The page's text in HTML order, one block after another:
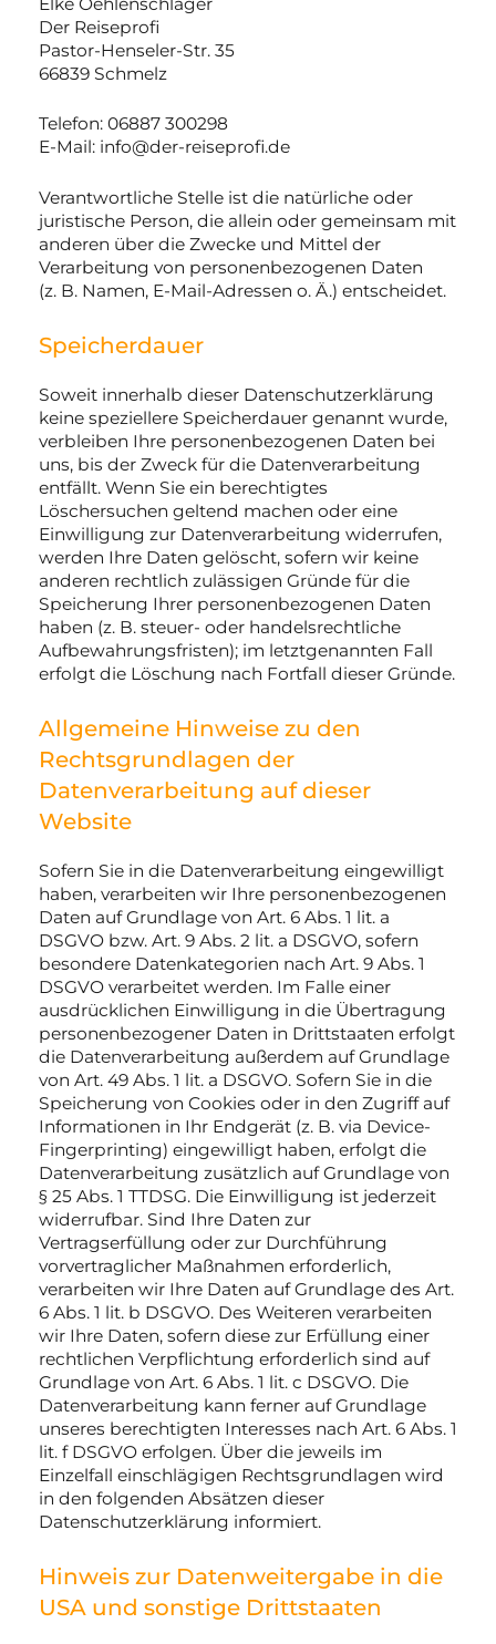
Der Reiseprofi
Pastor-Henseler-Str. 35
66839 Schmelz
Telefon: 06887 300298
E-Mail: info@der-reiseprofi.de
Verantwortliche Stelle ist die natürliche oder
juristische Person, die allein oder gemeinsam mit
anderen über die Zwecke und Mittel der
Verarbeitung von personenbezogenen Daten
(z. B. Namen, E-Mail-Adressen o. Ä.) entscheidet.
Speicherdauer
Soweit innerhalb dieser Datenschutzerklärung
keine speziellere Speicherdauer genannt wurde,
verbleiben Ihre personenbezogenen Daten bei
uns, bis der Zweck für die Datenverarbeitung
entfällt. Wenn Sie ein berechtigtes
Löschersuchen geltend machen oder eine
Einwilligung zur Datenverarbeitung widerrufen,
werden Ihre Daten gelöscht, sofern wir keine
anderen rechtlich zulässigen Gründe für die
Speicherung Ihrer personenbezogenen Daten
haben (z. B. steuer- oder handelsrechtliche
Aufbewahrungsfristen); im letztgenannten Fall
erfolgt die Löschung nach Fortfall dieser Gründe.
Allgemeine Hinweise zu den
Rechtsgrundlagen der
Datenverarbeitung auf dieser
Website
Sofern Sie in die Datenverarbeitung eingewilligt
haben, verarbeiten wir Ihre personenbezogenen
Daten auf Grundlage von Art. 6 Abs. 1 lit. a
DSGVO bzw. Art. 9 Abs. 2 lit. a DSGVO, sofern
besondere Datenkategorien nach Art. 9 Abs. 1
DSGVO verarbeitet werden. Im Falle einer
ausdrücklichen Einwilligung in die Übertragung
personenbezogener Daten in Drittstaaten erfolgt
die Datenverarbeitung außerdem auf Grundlage
von Art. 49 Abs. 1 lit. a DSGVO. Sofern Sie in die
Speicherung von Cookies oder in den Zugriff auf
Informationen in Ihr Endgerät (z. B. via Device-
Fingerprinting) eingewilligt haben, erfolgt die
Datenverarbeitung zusätzlich auf Grundlage von
§ 25 Abs. 1 TTDSG. Die Einwilligung ist jederzeit
widerrufbar. Sind Ihre Daten zur
Vertragserfüllung oder zur Durchführung
vorvertraglicher Maßnahmen erforderlich,
verarbeiten wir Ihre Daten auf Grundlage des Art.
6 Abs. 1 lit. b DSGVO. Des Weiteren verarbeiten
wir Ihre Daten, sofern diese zur Erfüllung einer
rechtlichen Verpflichtung erforderlich sind auf
Grundlage von Art. 6 Abs. 1 lit. c DSGVO. Die
Datenverarbeitung kann ferner auf Grundlage
unseres berechtigten Interesses nach Art. 6 Abs. 1
lit. f DSGVO erfolgen. Über die jeweils im
Einzelfall einschlägigen Rechtsgrundlagen wird
in den folgenden Absätzen dieser
Datenschutzerklärung informiert.
Hinweis zur Datenweitergabe in die
USA und sonstige Drittstaaten